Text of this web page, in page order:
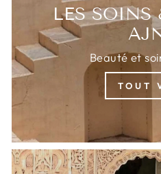
LES SOINS
Beauté et
TOUT